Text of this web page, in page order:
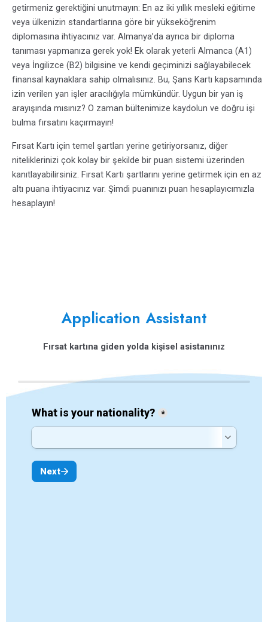
getirmeniz gerektiğini unutmayın: En az iki yıllık mesleki eğitime
veya ülkenizin standartlarına göre bir yükseköğrenim
diplomasına ihtiyacınız var. Almanya’da ayrıca bir diploma
tanıması yapmanıza gerek yok! Ek olarak yeterli Almanca (A1)
veya İngilizce (B2) bilgisine ve kendi geçiminizi sağlayabilecek
finansal kaynaklara sahip olmalısınız. Bu, Şans Kartı kapsamında
izin verilen yan işler aracılığıyla mümkündür. Uygun bir yan iş
arayışında mısınız? O zaman bültenimize kaydolun ve doğru işi
bulma fırsatını kaçırmayın!
Fırsat Kartı için temel şartları yerine getiriyorsanız, diğer
niteliklerinizi çok kolay bir şekilde bir puan sistemi üzerinden
kanıtlayabilirsiniz. Fırsat Kartı şartlarını yerine getirmek için en az
altı puana ihtiyacınız var. Şimdi puanınızı puan hesaplayıcımızla
hesaplayın!
Application Assistant
Fırsat kartına giden yolda kişisel asistanınız